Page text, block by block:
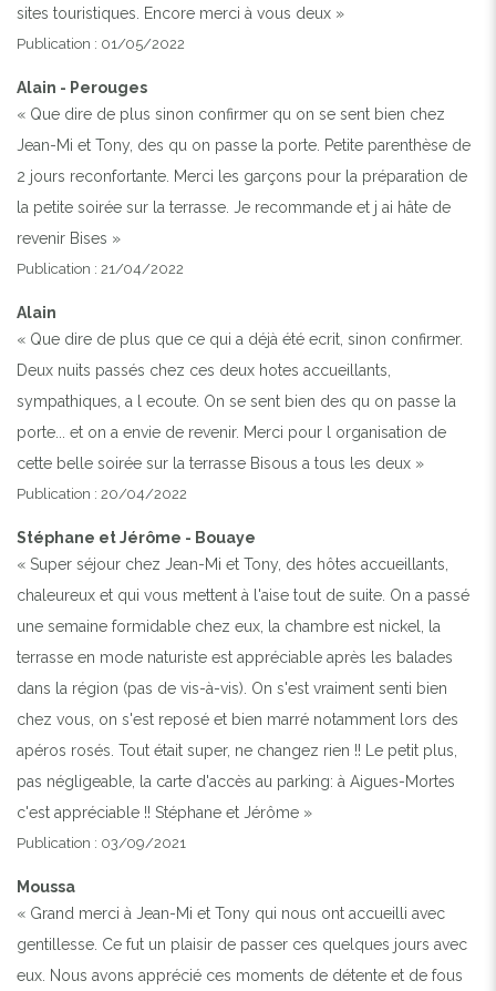
sites touristiques. Encore merci à vous deux »
Publication : 01/05/2022
Alain - Perouges
« Que dire de plus sinon confirmer qu on se sent bien chez
Jean-Mi et Tony, des qu on passe la porte. Petite parenthèse de
2 jours reconfortante. Merci les garçons pour la préparation de
la petite soirée sur la terrasse. Je recommande et j ai hâte de
revenir Bises »
Publication : 21/04/2022
Alain
« Que dire de plus que ce qui a déjà été ecrit, sinon confirmer.
Deux nuits passés chez ces deux hotes accueillants,
sympathiques, a l ecoute. On se sent bien des qu on passe la
porte... et on a envie de revenir. Merci pour l organisation de
cette belle soirée sur la terrasse Bisous a tous les deux »
Publication : 20/04/2022
Stéphane et Jérôme - Bouaye
« Super séjour chez Jean-Mi et Tony, des hôtes accueillants,
chaleureux et qui vous mettent à l'aise tout de suite. On a passé
une semaine formidable chez eux, la chambre est nickel, la
terrasse en mode naturiste est appréciable après les balades
dans la région (pas de vis-à-vis). On s'est vraiment senti bien
chez vous, on s'est reposé et bien marré notamment lors des
apéros rosés. Tout était super, ne changez rien !! Le petit plus,
pas négligeable, la carte d'accès au parking: à Aigues-Mortes
c'est appréciable !! Stéphane et Jérôme »
Publication : 03/09/2021
Moussa
« Grand merci à Jean-Mi et Tony qui nous ont accueilli avec
gentillesse. Ce fut un plaisir de passer ces quelques jours avec
eux. Nous avons apprécié ces moments de détente et de fous